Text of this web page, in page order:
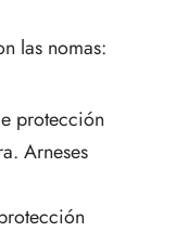
las nomas:
protección
Arneses